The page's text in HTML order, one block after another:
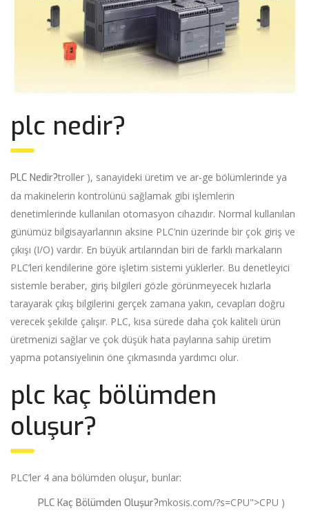
plc nedir?
PLC Nedir?troller ), sanayideki üretim ve ar-ge bölümlerinde ya
da makinelerin kontrolünü sağlamak gibi işlemlerin
denetimlerinde kullanılan otomasyon cihazıdır. Normal kullanılan
günümüz bilgisayarlarının aksine PLC’nin üzerinde bir çok giriş ve
çıkışı (I/O) vardır. En büyük artılarından biri de farklı markaların
PLC’leri kendilerine göre işletim sistemi yüklerler. Bu denetleyici
sistemle beraber, giriş bilgileri gözle görünmeyecek hızlarla
tarayarak çıkış bilgilerini gerçek zamana yakın, cevapları doğru
verecek şekilde çalışır. PLC, kısa sürede daha çok kaliteli ürün
üretmenizi sağlar ve çok düşük hata paylarına sahip üretim
yapma potansiyelinin öne çıkmasında yardımcı olur.
plc kaç bölümden
oluşur?
PLC’ler 4 ana bölümden oluşur, bunlar:
PLC Kaç Bölümden Oluşur?mkosis.com/?s=CPU">CPU )